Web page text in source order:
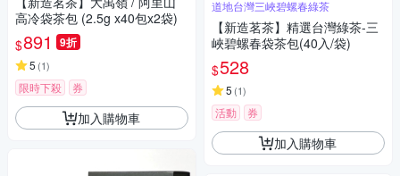
高冷袋茶包 (2.5g x40包x2袋)
$891 9折
5 (1)
限時下殺 券
加入購物車
道地台灣三峽碧螺春綠茶
【新造茗茶】精選台灣綠茶-三
峽碧螺春袋茶包(40入/袋)
$528
5 (1)
活動 券
加入購物車